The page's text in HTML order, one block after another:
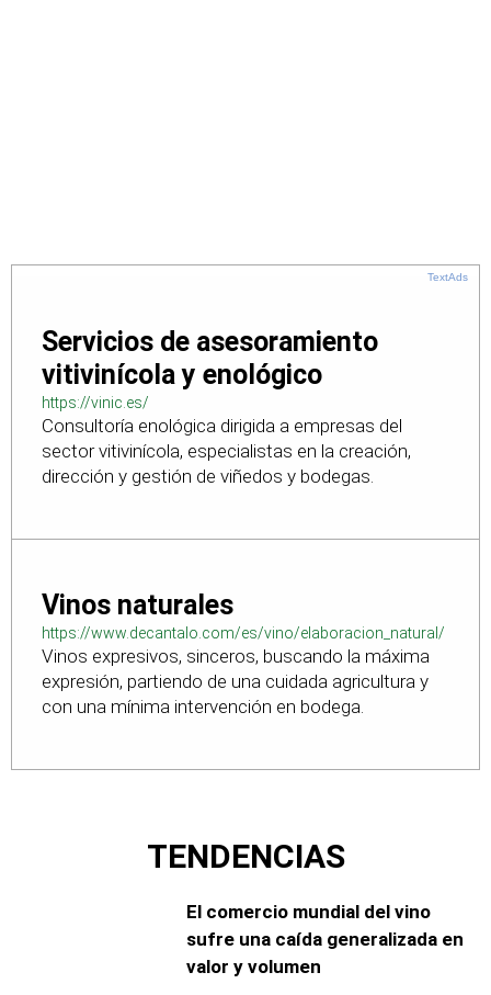
TextAds
Servicios de asesoramiento
vitivinícola y enológico
https://vinic.es/
Consultoría enológica dirigida a empresas del
sector vitivinícola, especialistas en la creación,
dirección y gestión de viñedos y bodegas.
Vinos naturales
https://www.decantalo.com/es/vino/elaboracion_natural/
Vinos expresivos, sinceros, buscando la máxima
expresión, partiendo de una cuidada agricultura y
con una mínima intervención en bodega.
TENDENCIAS
El comercio mundial del vino
sufre una caída generalizada en
valor y volumen